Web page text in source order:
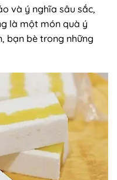
và ý nghĩa sâu sắc,
là một món quà ý
bạn bè trong những